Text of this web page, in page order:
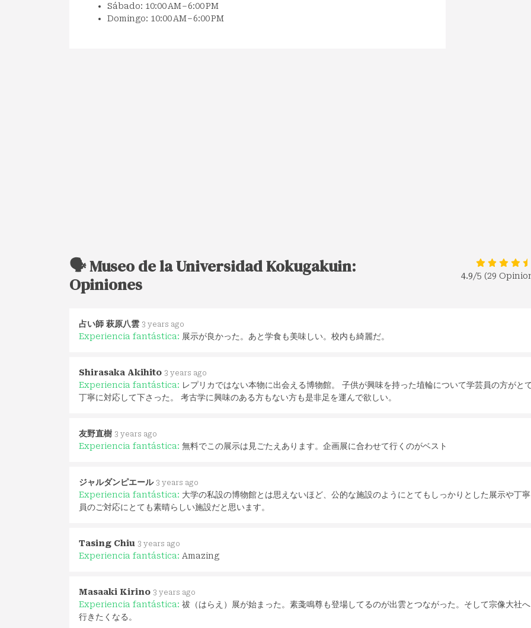
Sábado: 10:00 AM – 6:00 PM
Domingo: 10:00 AM – 6:00 PM
🗣️ Museo de la Universidad Kokugakuin:
Opiniones
4.9/5 (29
占い師 萩原八雲 3 years ago
Experiencia fantástica: 展示が良かった。あと学食も美味しい。校内も綺麗だ。
Shirasaka Akihito 3 years ago
Experiencia fantástica: レプリカではない本物に出会える博物館。 子供が興味を持った埴輪について学芸員の方がと
丁寧に対応して下さった。 考古学に興味のある方もない方も是非足を運んで欲しい。
友野直樹 3 years ago
Experiencia fantástica: 無料でこの展示は見ごたえあります。企画展に合わせて行くのがベスト
ジャルダンピエール 3 years ago
Experiencia fantástica: 大学の私設の博物館とは思えないほど、公的な施設のようにとてもしっかりとした展示や丁
員のご対応にとても素晴らしい施設だと思います。
Tasing Chiu 3 years ago
Experiencia fantástica: Amazing
Masaaki Kirino 3 years ago
Experiencia fantástica: 祓（はらえ）展が始まった。素戔鳴尊も登場してるのが出雲とつながった。そして宗像大社
行きたくなる。